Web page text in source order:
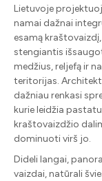
Lietuvoje
namai dažnai
esamą kraštovaizdį,
stengiantis
medžius, reljefą ir
teritorijas.
dažniau renkasi
kurie leidžia
kraštovaizdžio
dominuoti virš jo.
Dideli langai,
vaizdai, natūrali